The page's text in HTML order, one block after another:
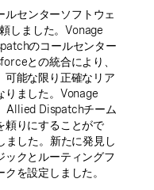
センターソフトウェ
しました。Vonage
のコールセンター
との統合により、
可能な限り正確なリア
りました。Vonage
Allied Dispatchチーム
頼りにすることがで
ました。新たに発見し
ックとルーティングフ
を設定しました。